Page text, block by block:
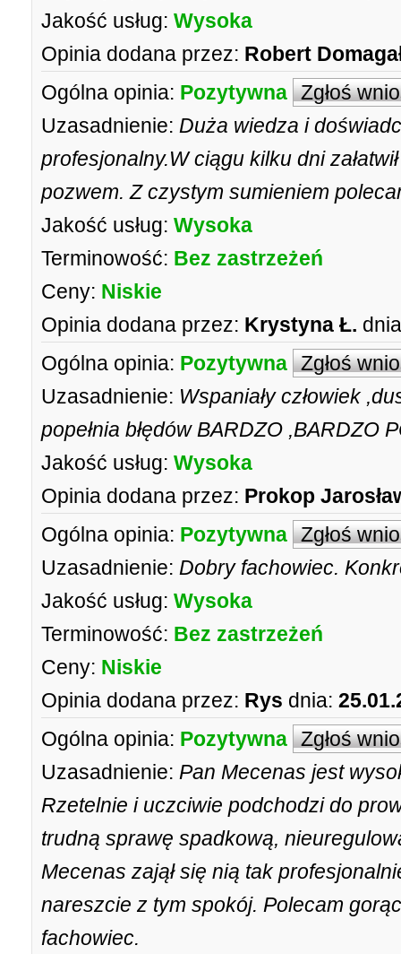
Jakość usług: Wysoka
Opinia dodana przez: Robert
Ogólna opinia: Pozytywna Zgłoś
Uzasadnienie: Duża wiedza i
profesjonalny.W ciągu kilku dni
pozwem. Z czystym sumieniem
Jakość usług: Wysoka
Terminowość: Bez zastrzeżeń
Ceny: Niskie
Opinia dodana przez: Krystyna Ł.
Ogólna opinia: Pozytywna Zgłoś
Uzasadnienie: Wspaniały człowiek
popełnia błędów BARDZO ,BARDZO
Jakość usług: Wysoka
Opinia dodana przez: Prokop
Ogólna opinia: Pozytywna Zgłoś
Uzasadnienie: Dobry fachowiec.
Jakość usług: Wysoka
Terminowość: Bez zastrzeżeń
Ceny: Niskie
Opinia dodana przez: Rys dnia:
Ogólna opinia: Pozytywna Zgłoś
Uzasadnienie: Pan Mecenas jest
Rzetelnie i uczciwie podchodzi do
trudną sprawę spadkową,
Mecenas zajął się nią tak
nareszcie z tym spokój. Polecam
fachowiec.